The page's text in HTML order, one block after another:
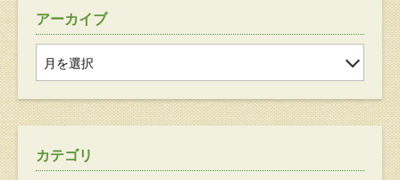
アーカイブ
カテゴリ